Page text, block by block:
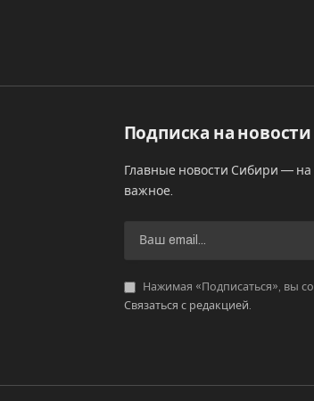
Подписка на новости
Главные новости Сибири — на
важное.
Нажимая «Подписаться», вы
Связаться с редакцией